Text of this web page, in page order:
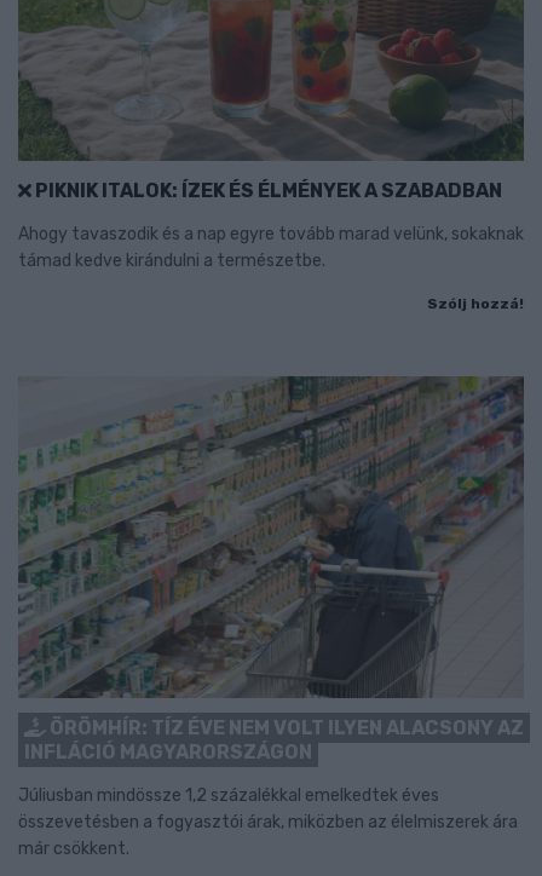
PIKNIK ITALOK: ÍZEK ÉS ÉLMÉNYEK A SZABADBAN
Ahogy tavaszodik és a nap egyre tovább marad velünk, sokaknak
támad kedve kirándulni a természetbe.
Szólj hozzá!
ÖRÖMHÍR: TÍZ ÉVE NEM VOLT ILYEN ALACSONY AZ
INFLÁCIÓ MAGYARORSZÁGON
Júliusban mindössze 1,2 százalékkal emelkedtek éves
összevetésben a fogyasztói árak, miközben az élelmiszerek ára
már csökkent.